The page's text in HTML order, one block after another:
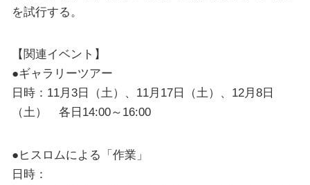
を試行する。
【関連イベント】
●ギャラリーツアー
日時：11月3日（土）、11月17日（土）、12月8日
（土） 各日14:00～16:00
●ヒスロムによる「作業」
日時：